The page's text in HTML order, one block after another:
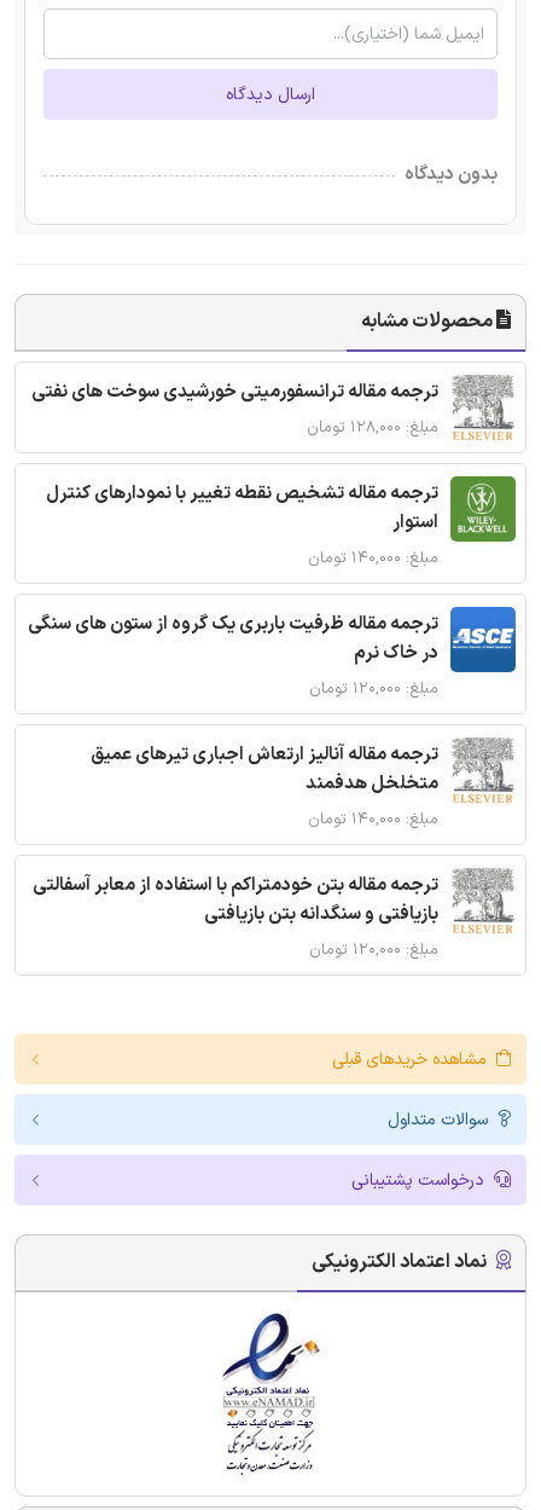
ارسال دیدگاه
بدون دیدگاه
محصولات مشابه
ترجمه مقاله ترانسفورمیتی خورشیدی سوخت های نفتی
مبلغ: ۱۲۸,۰۰۰ تومان
ترجمه مقاله تشخیص نقطه تغییر با نمودارهای کنترل
استوار
مبلغ: ۱۴۰,۰۰۰ تومان
ترجمه مقاله ظرفیت باربری یک گروه از ستون های سنگی
در خاک نرم
مبلغ: ۱۲۰,۰۰۰ تومان
ترجمه مقاله آنالیز ارتعاش اجباری تیرهای عمیق
متخلخل هدفمند
مبلغ: ۱۴۰,۰۰۰ تومان
ترجمه مقاله بتن خودمتراکم با استفاده از معابر آسفالتی
بازیافتی و سنگدانه بتن بازیافتی
مبلغ: ۱۲۰,۰۰۰ تومان
مشاهده خریدهای قبلی
سوالات متداول
درخواست پشتیبانی
نماد اعتماد الکترونیکی